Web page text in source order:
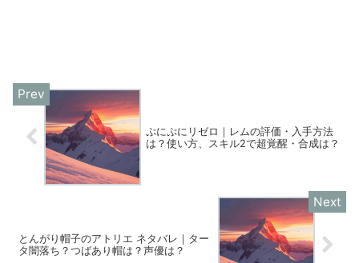
ぷにぷにリゼロ｜レムの評価・入手方法
は？使い方、スキル2で超覚醒・合成は？
とんがり帽子のアトリエ ネタバレ｜ター
タ闇落ち？つばあり帽は？声優は？